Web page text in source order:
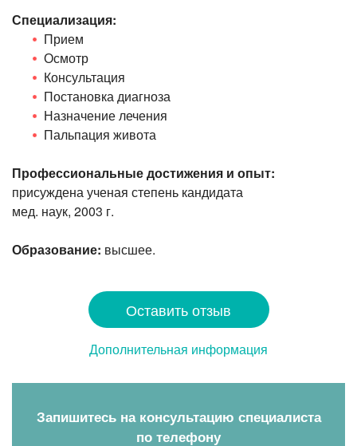
Специализация:
Прием
Осмотр
Консультация
Постановка диагноза
Назначение лечения
Пальпация живота
Профессиональные достижения и опыт:
присуждена ученая степень кандидата
мед. наук, 2003 г.
Образование: высшее.
Оставить отзыв
Дополнительная информация
Запишитесь на консультацию специалиста
по телефону